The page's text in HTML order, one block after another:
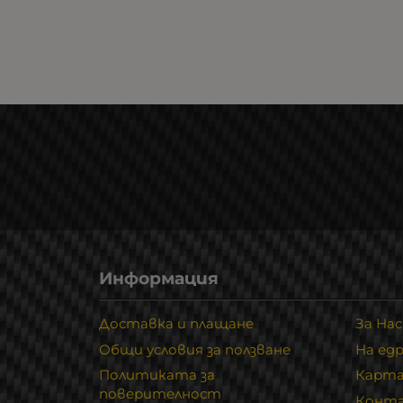
Информация
Доставка и плащане
Общи условия за ползване
Политиката за
поверителност
За Нас
На